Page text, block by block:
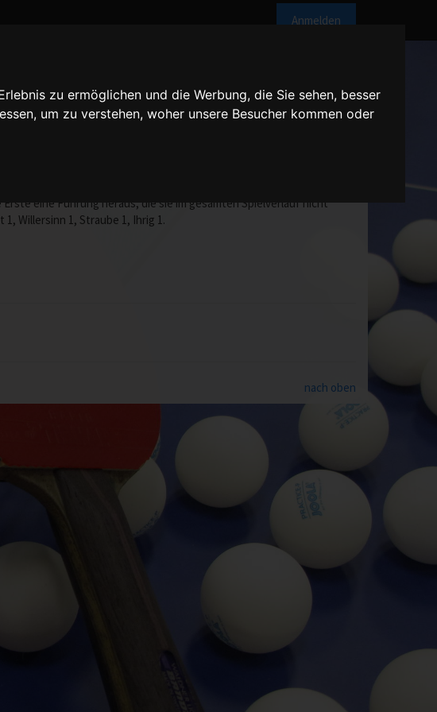
zu ermöglichen und die Werbung, die Sie sehen, besser
um zu verstehen, woher unsere Besucher kommen oder
Anmelden
eine Führung heraus, die sie im gesamten Spielverlauf nicht
Willersinn 1, Straube 1, Ihrig 1.
nach oben